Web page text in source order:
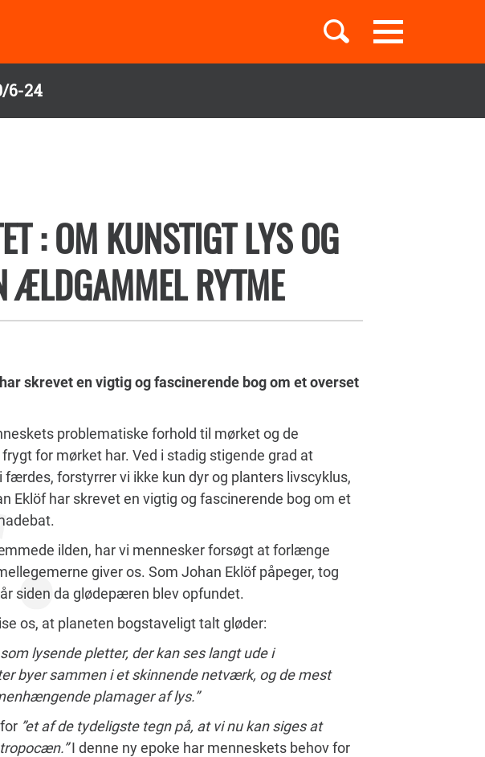
6-24
Toggle
navigation
Børnebøger
Temaer
: OM KUNSTIGT LYS OG
ÆLDGAMMEL RYTME
skrevet en vigtig og fascinerende bog om et overset
problematiske forhold til mørket og de
for mørket har. Ved i stadig stigende grad at
forstyrrer vi ikke kun dyr og planters livscyklus,
Eklöf har skrevet en vigtig og fascinerende bog om et
ilden, har vi mennesker forsøgt at forlænge
giver os. Som Johan Eklöf påpeger, tog
siden da glødepæren blev opfundet.
os, at planeten bogstaveligt talt gløder:
lysende pletter, der kan ses langt ude i
byer sammen i et skinnende netværk, og de mest
plamager af lys.”
”et af de tydeligste tegn på, at vi nu kan siges at
I denne ny epoke har menneskets behov for